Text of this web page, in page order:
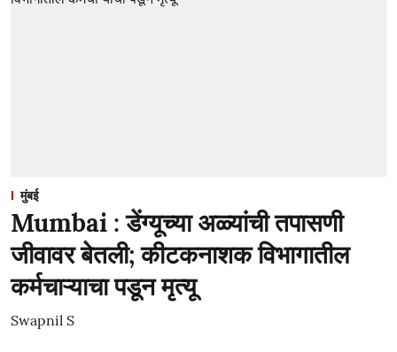
मुंबई
Mumbai : डेंग्यूच्या अळ्यांची तपासणी
जीवावर बेतली; कीटकनाशक विभागातील
कर्मचाऱ्याचा पडून मृत्यू
Swapnil S